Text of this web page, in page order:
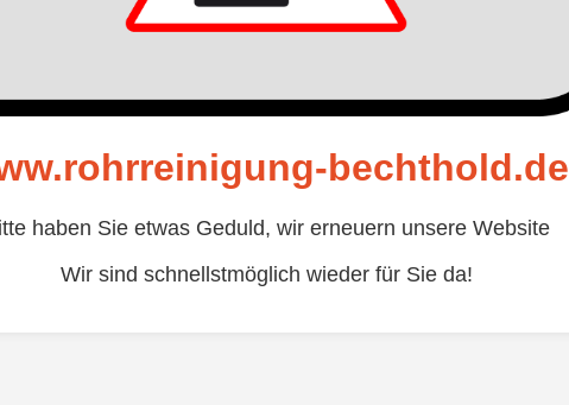
bechthold.de
haben Sie etwas Geduld, wir erneuern unsere Website
Wir sind schnellstmöglich wieder für Sie da!